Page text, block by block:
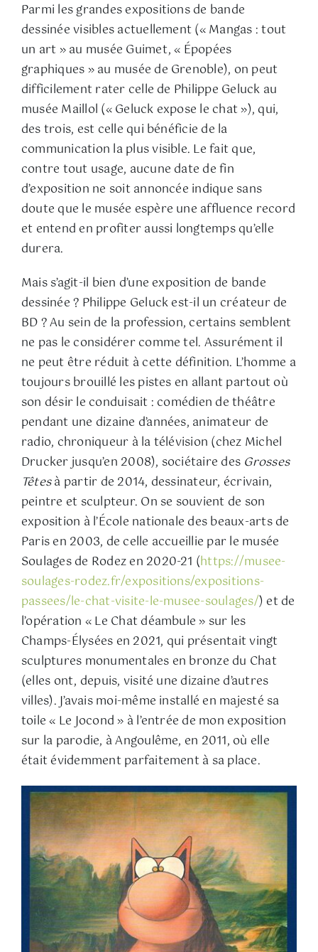
Parmi les grandes expositions de bande
dessinée visibles actuellement (« Mangas : tout
un art » au musée Guimet, « Épopées
graphiques » au musée de Grenoble), on peut
difficilement rater celle de Philippe Geluck au
musée Maillol (« Geluck expose le chat »), qui,
des trois, est celle qui bénéficie de la
communication la plus visible. Le fait que,
contre tout usage, aucune date de fin
d’exposition ne soit annoncée indique sans
doute que le musée espère une affluence record
et entend en profiter aussi longtemps qu’elle
durera.
Mais s’agit-il bien d’une exposition de bande
dessinée ? Philippe Geluck est-il un créateur de
BD ? Au sein de la profession, certains semblent
ne pas le considérer comme tel. Assurément il
ne peut être réduit à cette définition. L’homme a
toujours brouillé les pistes en allant partout où
son désir le conduisait : comédien de théâtre
pendant une dizaine d’années, animateur de
radio, chroniqueur à la télévision (chez Michel
Drucker jusqu’en 2008), sociétaire des Grosses
Têtesà partir de 2014, dessinateur, écrivain,
peintre et sculpteur. On se souvient de son
exposition à l’École nationale des beaux-arts de
Paris en 2003, de celle accueillie par le musée
Soulages de Rodez en 2020-21 (https://musee-
soulages-rodez.fr/expositions/expositions-
passees/le-chat-visite-le-musee-soulages/) et de
l’opération « Le Chat déambule » sur les
Champs-Élysées en 2021, qui présentait vingt
sculptures monumentales en bronze du Chat
(elles ont, depuis, visité une dizaine d’autres
villes). J’avais moi-même installé en majesté sa
toile « Le Jocond » à l’entrée de mon exposition
sur la parodie, à Angoulême, en 2011, où elle
était évidemment parfaitement à sa place.